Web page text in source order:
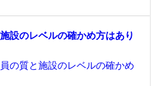
設のレベルの確かめ方はあり
の質と施設のレベルの確かめ